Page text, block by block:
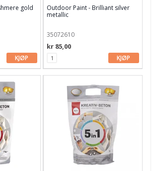
gold
KJØP
Outdoor Paint - Brilliant silver
metallic
35072610
kr 85,00
KJØP